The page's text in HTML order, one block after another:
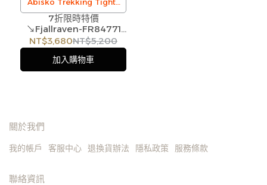
Pro 是一款高科技單品，採
用再生聚酯纖維雙面布
（Interlock）與吸濕排汗
的彈性布料製成，具有啞光
皮膚的摩擦或是影響血液循
7折限時特價
↘Fjallraven-FR84771
Abisko Trekking Tights
Pro 緊身褲 女｜4色
NT$3,680NT$5,200
加入購物車
關於我們
我的帳戶 客服中心 退換貨辦法 隱私政策 服務條款
聯絡資訊